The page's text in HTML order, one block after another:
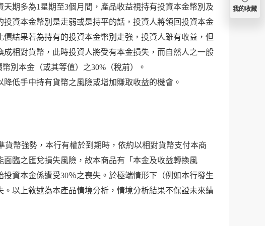
我的收藏
期多為1星期至3個月間，產品收益視持有投資本金幣別及
資本金幣別是走弱或是持平的話，投資人將領回投資本金
結果若為持有的投資本金幣別走強，投資人雖有收益，但
相對貨幣，此時投資人將受有本金損失，而自然人之一般
別本金（或其等值）之30%（稅前）。
低手中持有貨幣之風險或增加賺取收益的機會。
幣強勢，本行有權於到期時，依約以相對貨幣支付本商
臨之匯兌損失風險，故本商品有「本金及收益轉換風
資本金係遭受30％之喪失。於極端情形下（例如本行發生
以上敘述為本產品情境分析，情境分析結果不保證未來績